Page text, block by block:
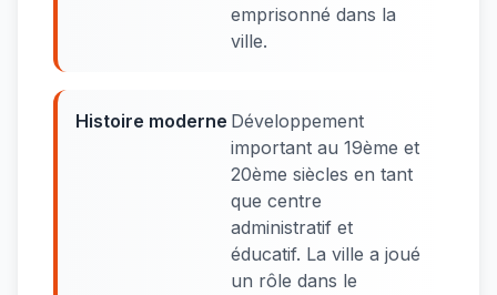
emprisonné dans la
ville.
Histoire moderne Développement
important au 19ème et
20ème siècles en tant
que centre
administratif et
éducatif. La ville a joué
un rôle dans le